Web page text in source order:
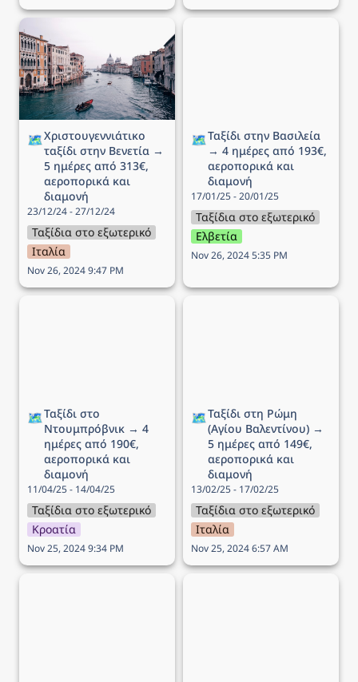
Χριστουγεννιάτικο ταξίδι
στην Βενετία → 5 ημέρες
από 313€, αεροπορικά
και διαμονή
🗺️Χριστουγεννιάτικο
ταξίδι στην Βενετία →
5 ημέρες από 313€,
αεροπορικά και
διαμονή
23/12/24 - 27/12/24
Ταξίδια στο εξωτερικό
Ιταλία
Nov 26, 2024 9:47 PM
🗺️Ταξίδι στην Βασιλεία
→ 4 ημέρες από 193€,
αεροπορικά και
διαμονή
17/01/25 - 20/01/25
Ταξίδια στο εξωτερικό
Ελβετία
Nov 26, 2024 5:35 PM
🗺️Ταξίδι στο
Ντουμπρόβνικ → 4
ημέρες από 190€,
αεροπορικά και
διαμονή
11/04/25 - 14/04/25
Ταξίδια στο εξωτερικό
Κροατία
Nov 25, 2024 9:34 PM
🗺️Ταξίδι στη Ρώμη
(Αγίου Βαλεντίνου) →
5 ημέρες από 149€,
αεροπορικά και
διαμονή
13/02/25 - 17/02/25
Ταξίδια στο εξωτερικό
Ιταλία
Nov 25, 2024 6:57 AM